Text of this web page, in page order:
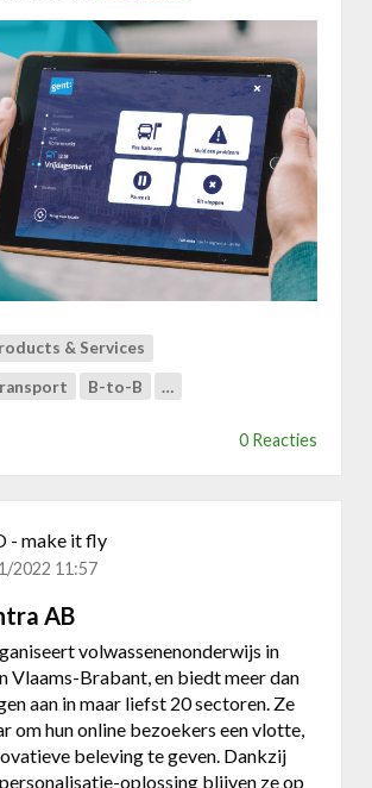
e
r
D
u
o
&
K
o
l
i
& Services
B-to-B …
0 Reacties
- make it fly
2022 11:57
AB
volwassenenonderwijs in
Vlaams-Brabant, en biedt meer dan
aan in maar liefst 20 sectoren. Ze
om hun online bezoekers een vlotte,
beleving te geven. Dankzij
oplossing blijven ze op